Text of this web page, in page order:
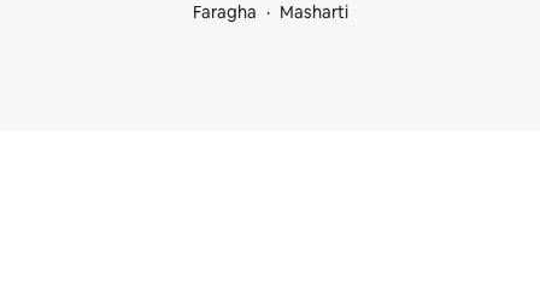
Faragha
Masharti